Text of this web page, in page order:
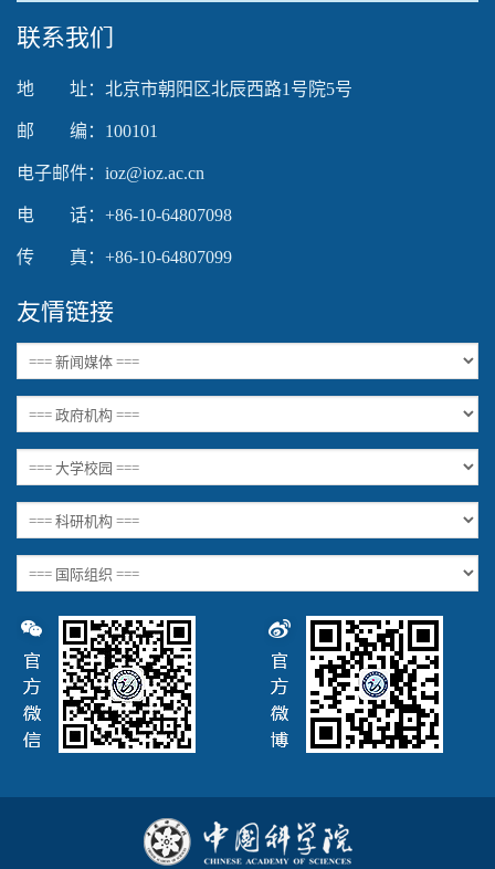
联系我们
地 址：北京市朝阳区北辰西路1号院5号
邮 编：100101
电子邮件：ioz@ioz.ac.cn
电 话：+86-10-64807098
传 真：+86-10-64807099
友情链接